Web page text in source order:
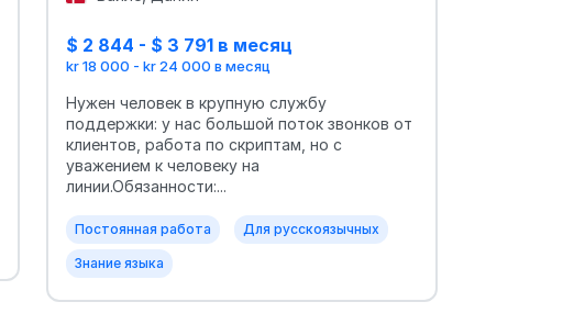
$ 2 844 - $ 3 791 в месяц
kr 18 000 - kr 24 000 в месяц
Нужен человек в крупную службу
поддержки: у нас большой поток звонков от
клиентов, работа по скриптам, но с
уважением к человеку на
линии.Обязанности:...
Постоянная работа Для русскоязычных
Знание языка